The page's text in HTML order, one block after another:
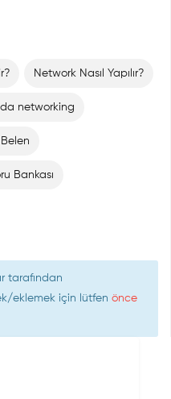
Network Nasıl Yapılır?
networking
Bankası
tarafından
eklemek için lütfen önce